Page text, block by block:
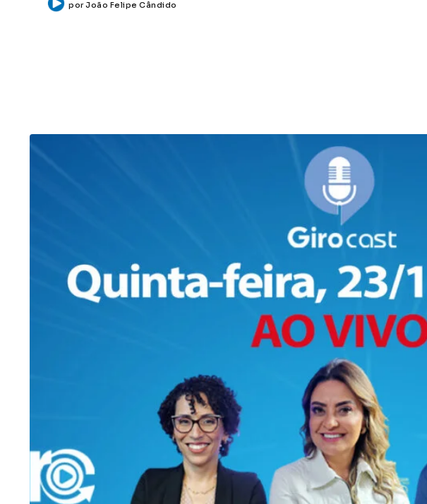
porJoão Felipe Cândido